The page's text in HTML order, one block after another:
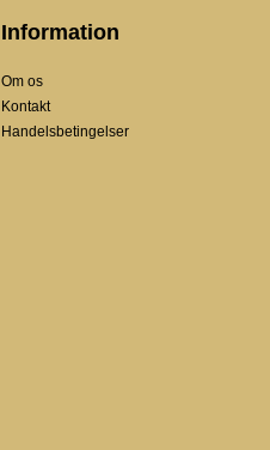
Information
Om os
Kontakt
Handelsbetingelser